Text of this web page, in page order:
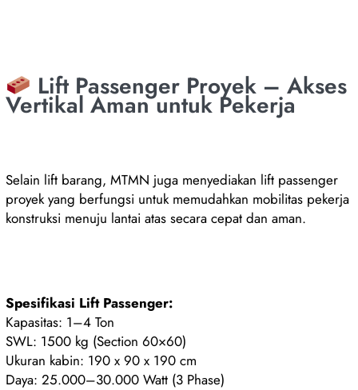
Lift Passenger Proyek – Akses
Vertikal Aman untuk Pekerja
Selain lift barang, MTMN juga menyediakan lift passenger
proyek yang berfungsi untuk memudahkan mobilitas pekerja
konstruksi menuju lantai atas secara cepat dan aman.
Spesifikasi Lift Passenger:
Kapasitas: 1–4 Ton
SWL: 1500 kg (Section 60×60)
Ukuran kabin: 190 x 90 x 190 cm
Daya: 25.000–30.000 Watt (3 Phase)